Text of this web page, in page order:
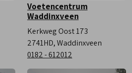
Voetencentrum
Waddinxveen
Kerkweg Oost 173
2741HD, Waddinxveen
0182 - 612012